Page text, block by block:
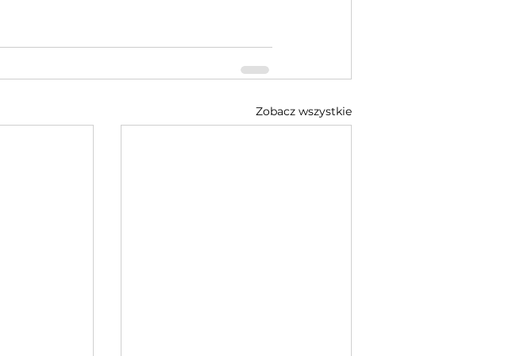
Zobacz wszystkie